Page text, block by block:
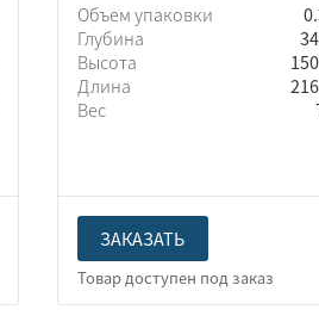
Объем упаковки
Глубина
Высота
Длина
Вес
ЗАКАЗАТЬ